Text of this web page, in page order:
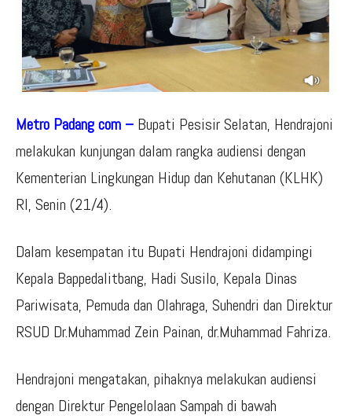
Metro Padang com – Bupati Pesisir Selatan, Hendrajoni
melakukan kunjungan dalam rangka audiensi dengan
Kementerian Lingkungan Hidup dan Kehutanan (KLHK)
RI, Senin (21/4).
Dalam kesempatan itu Bupati Hendrajoni didampingi
Kepala Bappedalitbang, Hadi Susilo, Kepala Dinas
Pariwisata, Pemuda dan Olahraga, Suhendri dan Direktur
RSUD Dr.Muhammad Zein Painan, dr.Muhammad Fahriza.
Hendrajoni mengatakan, pihaknya melakukan audiensi
dengan Direktur Pengelolaan Sampah di bawah